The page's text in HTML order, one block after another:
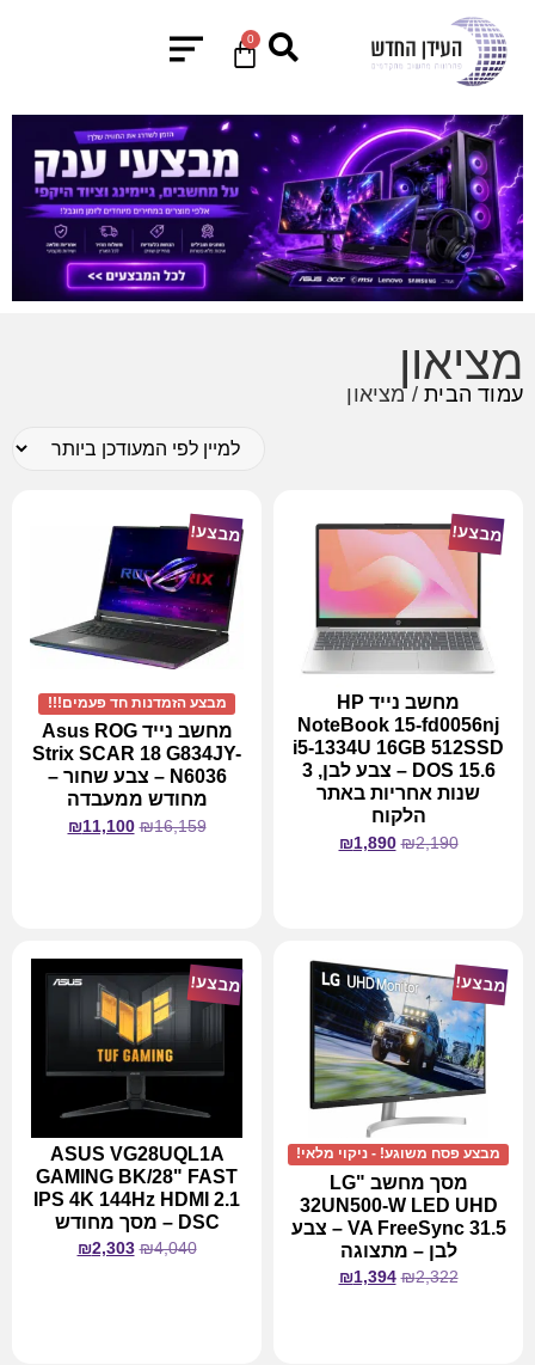
0
מציאון
עמוד הבית/ מציאון
מבצע!
מחשב נייד HP
NoteBook 15-fd0056nj
i5-1334U 16GB 512SSD
DOS 15.6 – צבע לבן, 3
שנות אחריות באתר
הלקוח
₪2,190
₪1,890
מבצע!
מבצע הזמדנות חד פעמים!!!
מחשב נייד Asus ROG
Strix SCAR 18 G834JY-
N6036 – צבע שחור –
מחודש ממעבדה
₪16,159
₪11,100
מבצע!
מבצע פסח משוגע! - ניקוי מלאי!
מסך מחשב "LG
32UN500-W LED UHD
VA FreeSync 31.5 – צבע
לבן – מתצוגה
₪2,322
₪1,394
מבצע!
ASUS VG28UQL1A
GAMING BK/28" FAST
IPS 4K 144Hz HDMI 2.1
DSC – מסך מחודש
₪4,040
₪2,303